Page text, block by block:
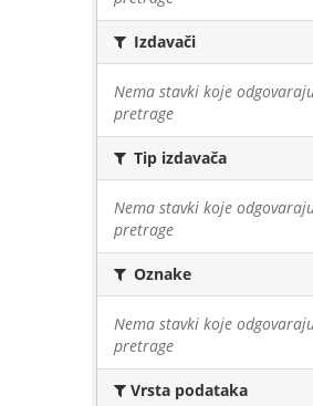
Izdavači
Nema stavki koje
pretrage
Tip izdavača
Nema stavki koje
pretrage
Oznake
Nema stavki koje
pretrage
Vrsta podataka